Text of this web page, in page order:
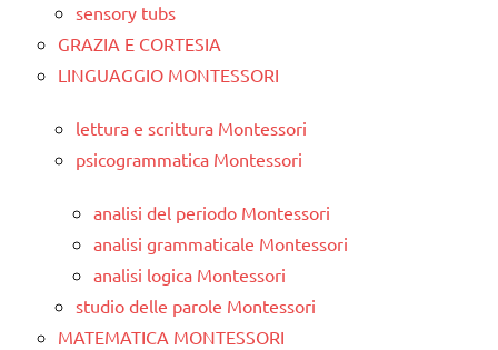
sensory tubs
GRAZIA E CORTESIA
LINGUAGGIO MONTESSORI
lettura e scrittura Montessori
psicogrammatica Montessori
analisi del periodo Montessori
analisi grammaticale Montessori
analisi logica Montessori
studio delle parole Montessori
MATEMATICA MONTESSORI